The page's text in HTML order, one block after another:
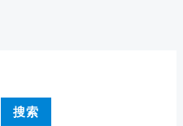
搜索